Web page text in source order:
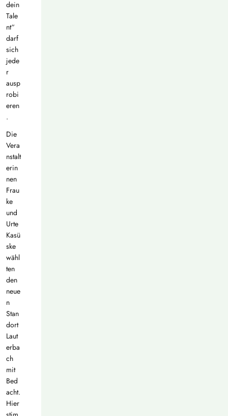
dein
Tale
nt“
darf
sich
jede
r
ausp
robi
eren
.
Die
Vera
nstalt
erin
nen
Frau
ke
und
Urte
Kasü
ske
wähl
ten
den
neue
n
Stan
dort
Laut
erba
ch
mit
Bed
acht.
Hier